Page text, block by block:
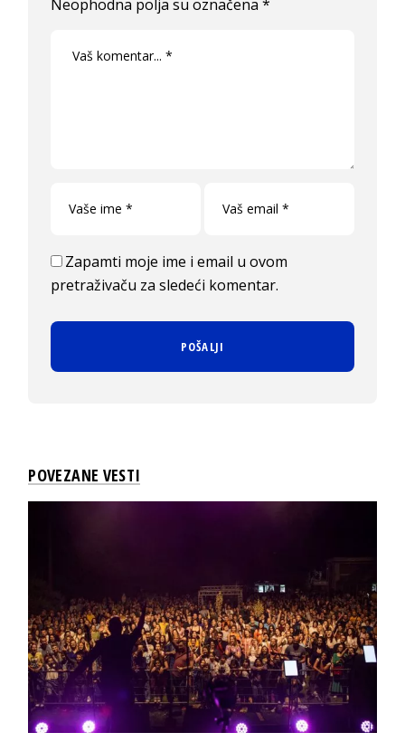
Neophodna polja su označena*
Zapamti moje ime i email u ovom
pretraživaču za sledeći komentar.
POVEZANE VESTI